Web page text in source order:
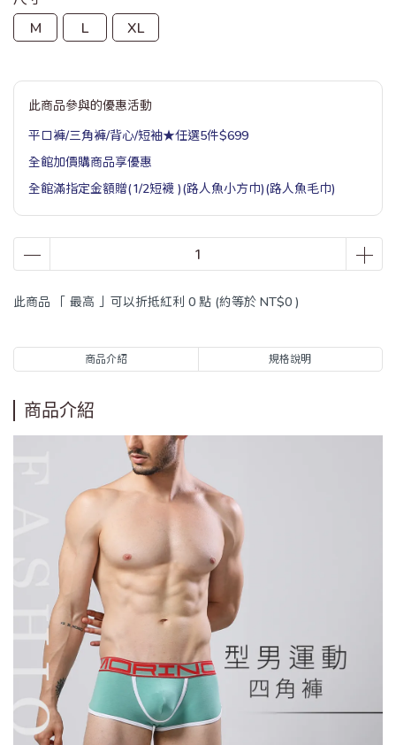
M
L XL
此商品參與的優惠活動
平口褲/三角褲/背心/短袖★任選5件$699
全館加價購商品享優惠
全館滿指定金額贈(1/2短襪 )(路人魚小方巾)(路人魚毛巾)
此商品 「 最高 」可以折抵紅利 0 點 (約等於 NT$0 )
商品介紹 規格說明
商品介紹